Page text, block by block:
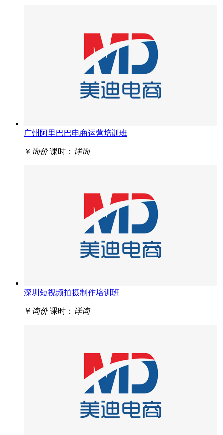
广州阿里巴巴电商运营培训班
￥ 询价 课时： 详询
深圳短视频拍摄制作培训班
￥ 询价 课时： 详询